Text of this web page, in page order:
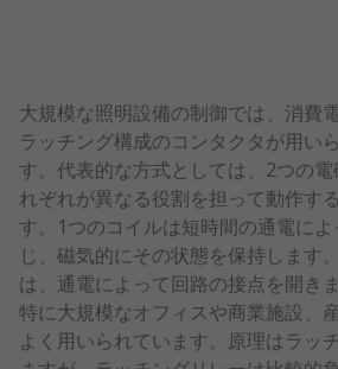
大規模な照明設備の制御では、消費
ラッチング構成のコンタクタが用い
す。代表的な方式としては、2つの
れぞれが異なる役割を担って動作す
す。1つのコイルは短時間の通電に
じ、磁気的にその状態を保持します
は、通電によって回路の接点を開き
特に大規模なオフィスや商業施設、
よく用いられています。原理はラッ